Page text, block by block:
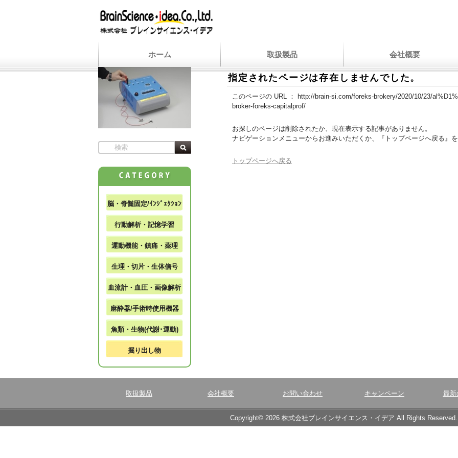
ホーム 取扱製品 会社概要
指定されたページは存在しませんでした。
このページの URL ：
http://brain-si.com/foreks-brokery/2020/10/23/
broker-foreks-capitalprof/
お探しのページは削除されたか、現在表示する記事がありません。
ナビゲーションメニューからお進みいただくか、『トップページへ戻る』を
トップページへ戻る
脳・脊髄固定/ｲﾝｼﾞｪｸｼｮﾝ
行動解析・記憶学習
運動機能・鎮痛・薬理
生理・切片・生体信号
血流計・血圧・画像解析
麻酔器/手術時使用機器
魚類・生物(代謝･運動)
掘り出し物
取扱製品 会社概要 お問い合わせ キャンペーン 最新
Copyright© 2026 株式会社ブレインサイエンス・イデア All Rights Reserved.